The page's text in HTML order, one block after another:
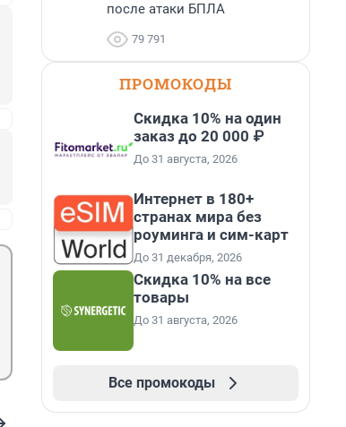
после атаки БПЛА
79 791
ПРОМОКОДЫ
Скидка 10% на один
заказ до 20 000 ₽
До 31 августа, 2026
Интернет в 180+
странах мира без
роуминга и сим-карт
До 31 декабря, 2026
Скидка 10% на все
товары
До 31 августа, 2026
Все промокоды